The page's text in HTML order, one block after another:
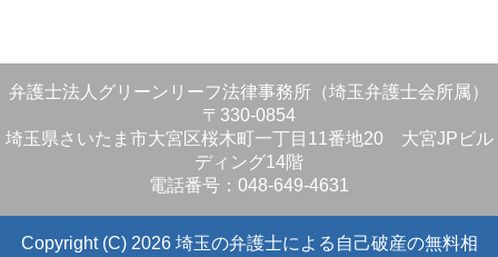
弁護士法人グリーンリーフ法律事務所（埼玉弁護士会所属）
〒330-0854
埼玉県さいたま市大宮区桜木町一丁目11番地20 大宮JPビル
ディング14階
電話番号：048-649-4631
Copyright (C) 2026 埼玉の弁護士による自己破産の無料相